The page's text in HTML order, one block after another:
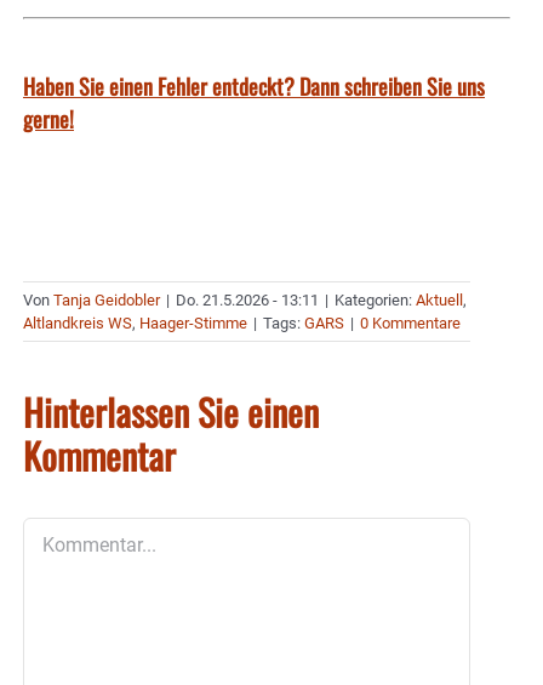
Haben Sie einen Fehler entdeckt? Dann schreiben Sie uns
gerne!
Von Tanja Geidobler | Do. 21.5.2026 - 13:11 | Kategorien: Aktuell ,
Altlandkreis WS, Haager-Stimme | Tags: GARS | 0 Kommentare
Hinterlassen Sie einen
Kommentar